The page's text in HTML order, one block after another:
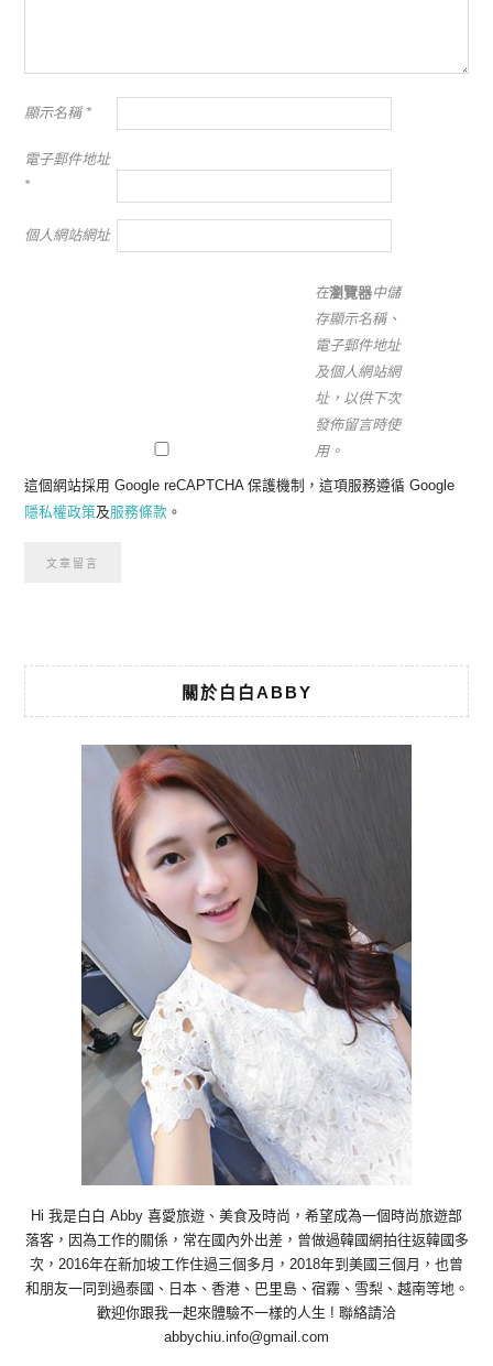
顯示名稱 *
電子郵件地址
*
個人網站網址
在瀏覽器中儲
存顯示名稱、
電子郵件地址
及個人網站網
址，以供下次
發佈留言時使
用。
這個網站採用 Google reCAPTCHA 保護機制，這項服務遵循 Google
隱私權政策及服務條款 。
關於白白ABBY
Hi 我是白白 Abby 喜愛旅遊、美食及時尚，希望成為一個時尚旅遊部
落客，因為工作的關係，常在國內外出差，曾做過韓國網拍往返韓國多
次，2016年在新加坡工作住過三個多月，2018年到美國三個月，也曾
和朋友一同到過泰國、日本、香港、巴里島、宿霧、雪梨、越南等地。
歡迎你跟我一起來體驗不一樣的人生 ! 聯絡請洽
abbychiu.info@gmail.com